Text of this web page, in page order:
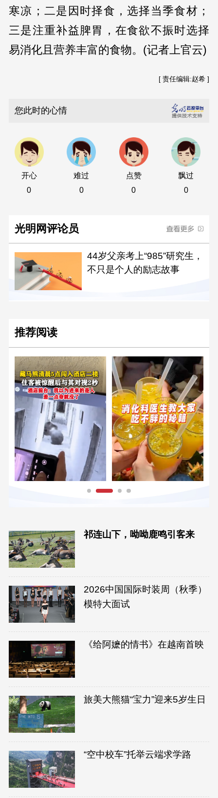
寒凉；二是因时择食，选择当季食材；
三是注重补益脾胃，在食欲不振时选择
易消化且营养丰富的食物。(记者上官云)
[ 责任编辑:赵希 ]
您此时的心情
开心
0
难过
0
点赞
0
飘过
0
光明网评论员
44岁父亲考上“985”研究生，
不只是个人的励志故事
推荐阅读
祁连山下，呦呦鹿鸣引客来
2026中国国际时装周（秋季）
模特大面试
《给阿嬷的情书》在越南首映
旅美大熊猫“宝力”迎来5岁生日
“空中校车”托举云端求学路